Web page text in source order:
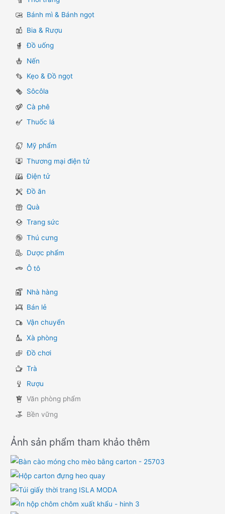
Bánh mì & Bánh ngọt
Bia & Rượu
Đồ uống
Nến
Kẹo & Đồ ngọt
Sôcôla
Cà phê
Thuốc lá
Mỹ phẩm
Thương mại điện tử
Điện tử
Đồ ăn
Quà
Trang sức
Thú cưng
Dược phẩm
Ô tô
Nhà hàng
Bán lẻ
Vận chuyển
Xà phòng
Đồ chơi
Trà
Rượu
Văn phòng phẩm
Bền vững
Ảnh sản phẩm tham khảo thêm